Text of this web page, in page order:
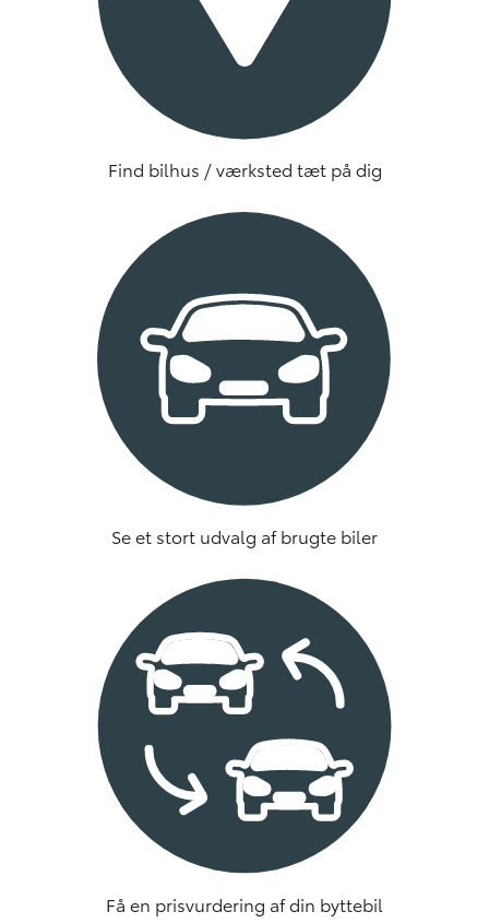
Find bilhus / værksted tæt på dig
Se et stort udvalg af brugte biler
Få en prisvurdering af din byttebil